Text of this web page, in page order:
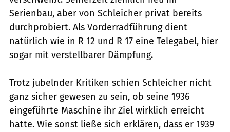
Serienbau, aber von Schleicher privat bereits
durchprobiert. Als Vorderradführung dient
natürlich wie in R 12 und R 17 eine Telegabel, hier
sogar mit verstellbarer Dämpfung.
Trotz jubelnder Kritiken schien Schleicher nicht
ganz sicher gewesen zu sein, ob seine 1936
eingeführte Maschine ihr Ziel wirklich erreicht
hatte. Wie sonst ­ließe sich erklären, dass er 1939